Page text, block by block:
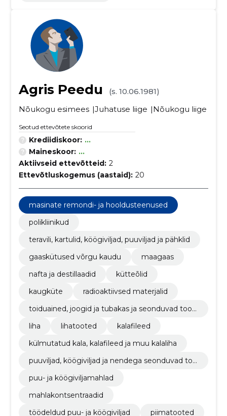
Agris Peedu
(s. 10.06.1981)
Nõukogu esimees Juhatuse liige Nõukogu liige
Seotud ettevõtete skoorid
Krediidiskoor: ...
Maineskoor: ...
Aktiivseid ettevõtteid: 2
Ettevõtluskogemus (aastaid): 20
masinate remondi- ja hooldusteenused
polikliinikud
teravili, kartulid, köögiviljad, puuviljad ja pähklid
gaaskütused võrgu kaudu
maagaas
nafta ja destillaadid
kütteõlid
kaugküte
radioaktiivsed materjalid
toiduained, joogid ja tubakas ja seonduvad toot
liha
lihatooted
kalafileed
külmutatud kala, kalafileed ja muu kalaliha
puuviljad, köögiviljad ja nendega seonduvad too
puu- ja köögiviljamahlad
mahlakontsentraadid
töödeldud puu- ja köögiviljad
piimatooted